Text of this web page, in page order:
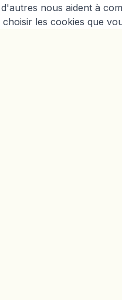
1
Nutrigénétique
personnalisée
nous aident à
les cookies que